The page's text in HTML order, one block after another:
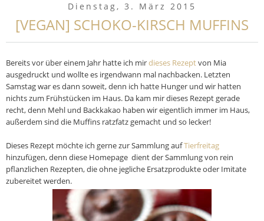
Dienstag, 3. März 2015
[VEGAN] SCHOKO-KIRSCH MUFFINS
Bereits vor über einem Jahr hatte ich mirdieses Rezeptvon Mia
ausgedruckt und wollte es irgendwann mal nachbacken. Letzten
Samstag war es dann soweit, denn ich hatte Hunger und wir hatten
nichts zum Frühstücken im Haus. Da kam mir dieses Rezept gerade
recht, denn Mehl und Backkakao haben wir eigentlich immer im Haus,
außerdem sind die Muffins ratzfatz gemacht und so lecker!
Dieses Rezept möchte ich gerne zur Sammlung aufTierfreitag
hinzufügen, denn diese Homepage dient der Sammlung von rein
pflanzlichen Rezepten, die ohne jegliche Ersatzprodukte oder Imitate
zubereitet werden.